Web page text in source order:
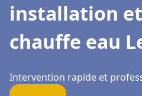
installation
chauffe eau
Intervention rapide et